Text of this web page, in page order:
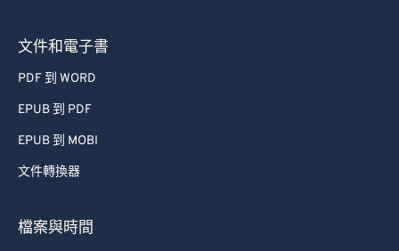
文件和電子書
PDF 到 WORD
EPUB 到 PDF
EPUB 到 MOBI
文件轉換器
檔案與時間